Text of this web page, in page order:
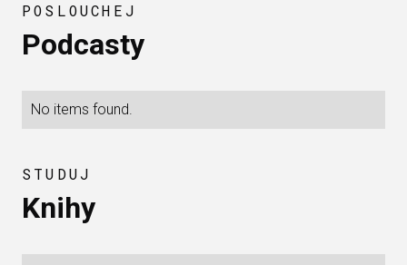
POSLOUCHEJ
Podcasty
No items found.
STUDUJ
Knihy